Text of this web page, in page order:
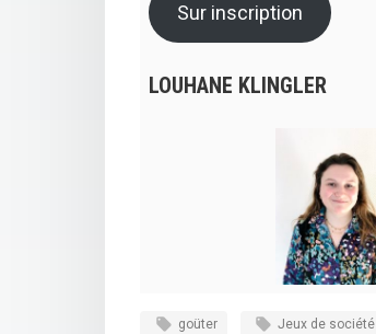
Sur inscription
LOUHANE KLINGLER
goüter Jeux de société